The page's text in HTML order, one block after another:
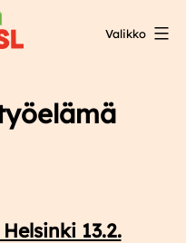
Valikko
13.2.